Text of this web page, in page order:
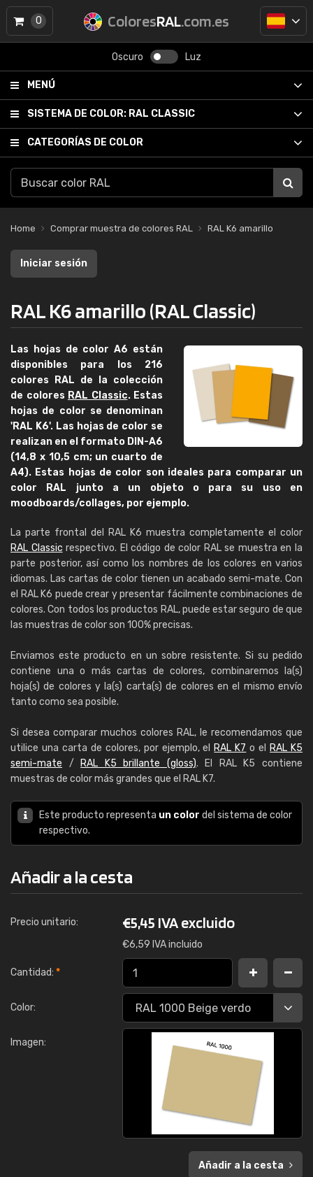
ColoresRAL.com.es
Oscuro Luz
MENÚ
SISTEMA DE COLOR: RAL CLASSIC
CATEGORÍAS DE COLOR
0
Home Comprar muestra de colores RAL RAL K6 amarillo
Iniciar sesión
RAL K6 amarillo (RAL Classic)
Las hojas de color A6 están
disponibles para los 216
colores RAL de la colección
de colores RAL Classic. Estas
hojas de color se denominan
'RAL K6'. Las hojas de color se
realizan en el formato DIN-A6
(14,8 x 10,5 cm; un cuarto de
A4). Estas hojas de color son ideales para comparar un
color RAL junto a un objeto o para su uso en
moodboards/collages, por ejemplo.
La parte frontal del RAL K6 muestra completamente el color
RAL Classic respectivo. El código de color RAL se muestra en la
parte posterior, así como los nombres de los colores en varios
idiomas. Las cartas de color tienen un acabado semi-mate. Con
el RAL K6 puede crear y presentar fácilmente combinaciones de
colores. Con todos los productos RAL, puede estar seguro de que
las muestras de color son 100% precisas.
Enviamos este producto en un sobre resistente. Si su pedido
contiene una o más cartas de colores, combinaremos la(s)
hoja(s) de colores y la(s) carta(s) de colores en el mismo envío
tanto como sea posible.
Si desea comparar muchos colores RAL, le recomendamos que
utilice una carta de colores, por ejemplo, el RAL K7 o el
RAL K5
semi-mate / RAL K5 brillante (gloss). El RAL K5 contiene
muestras de color más grandes que el RAL K7.
Este producto representa un color del sistema de color
respectivo.
Añadir a la cesta
Precio unitario: €5,45 IVA excluido
€6,59 IVA incluido
Cantidad: *
Color:
Imagen:
Añadir a la cesta